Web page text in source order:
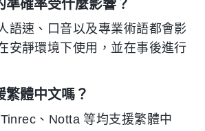
準確率受什麼影響？
語速、口音以及專業術語都會影
安靜環境下使用，並在事後進行
繁體中文嗎？
、Notta 等均支援繁體中